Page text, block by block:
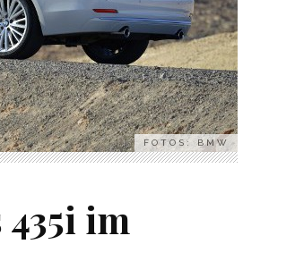
FOTOS: BMW
im